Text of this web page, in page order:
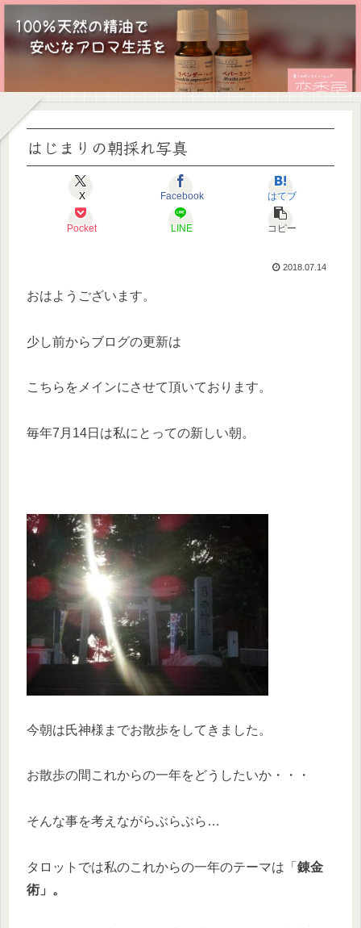
はじまりの朝採れ写真
X Facebook はてブ
Pocket LINE コピー
2018.07.14
おはようございます。
少し前からブログの更新は
こちらをメインにさせて頂いております。
毎年7月14日は私にとっての新しい朝。
今朝は氏神様までお散歩をしてきました。
お散歩の間これからの一年をどうしたいか・・・
そんな事を考えながらぶらぶら…
タロットでは私のこれからの一年のテーマは「 錬金
術」。